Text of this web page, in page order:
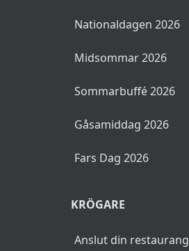
Nationaldagen 2026
Midsommar 2026
Sommarbuffé 2026
Gåsamiddag 2026
Fars Dag 2026
KRÖGARE
Anslut din restaurang